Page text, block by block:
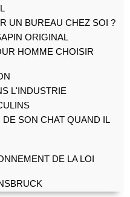
UN BUREAU CHEZ SOI ?
ORIGINAL
HOMME CHOISIR
L'INDUSTRIE
SON CHAT QUAND IL
DE LA LOI